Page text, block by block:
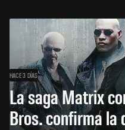
HACE 3 DÍAS
La saga Matrix
Bros. confirma la